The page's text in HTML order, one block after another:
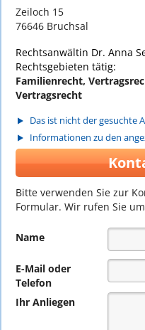
Zeiloch 15
76646 Bruchsal
Rechtsanwältin Dr. Anna
Rechtsgebieten tätig:
Familienrecht,
Vertragsrecht
Das ist nicht der gesuchte
Informationen zu den
Bitte verwenden Sie zur
Formular. Wir rufen Sie
Name
E-Mail oder
Telefon
Ihr Anliegen